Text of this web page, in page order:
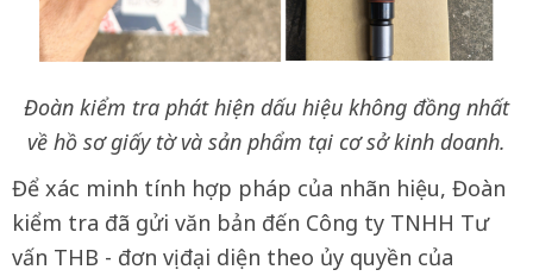
Đoàn kiểm tra phát hiện dấu hiệu không đồng nhất
về hồ sơ giấy tờ và sản phẩm tại cơ sở kinh doanh.
Để xác minh tính hợp pháp của nhãn hiệu, Đoàn
kiểm tra đã gửi văn bản đến Công ty TNHH Tư
vấn THB - đơn vị đại diện theo ủy quyền của